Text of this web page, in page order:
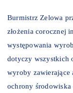
Burmistrz Zelowa
złożenia corocznej
występowania
dotyczy wszystkich
wyroby zawierające
ochrony środowiska